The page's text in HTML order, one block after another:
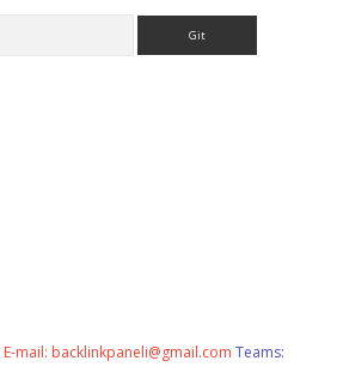
E-mail: backlinkpaneli@gmail.com Teams: